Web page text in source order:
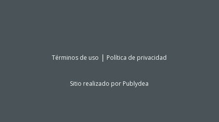
Términos de uso | Política de privacidad
Sitio realizado por Publydea